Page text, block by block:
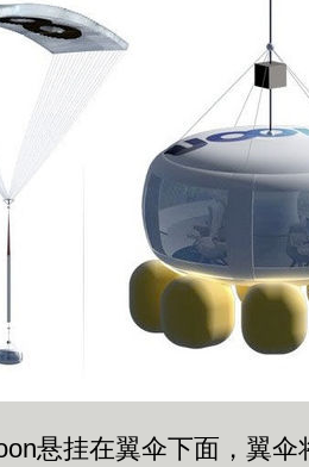
悬挂在翼伞下面，翼伞